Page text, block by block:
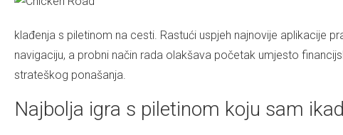
klađenja s piletinom na cesti. Rastući uspjeh najnovije aplikacije
navigaciju, a probni način rada olakšava početak umjesto
strateškog ponašanja.
Najbolja igra s piletinom koju sam